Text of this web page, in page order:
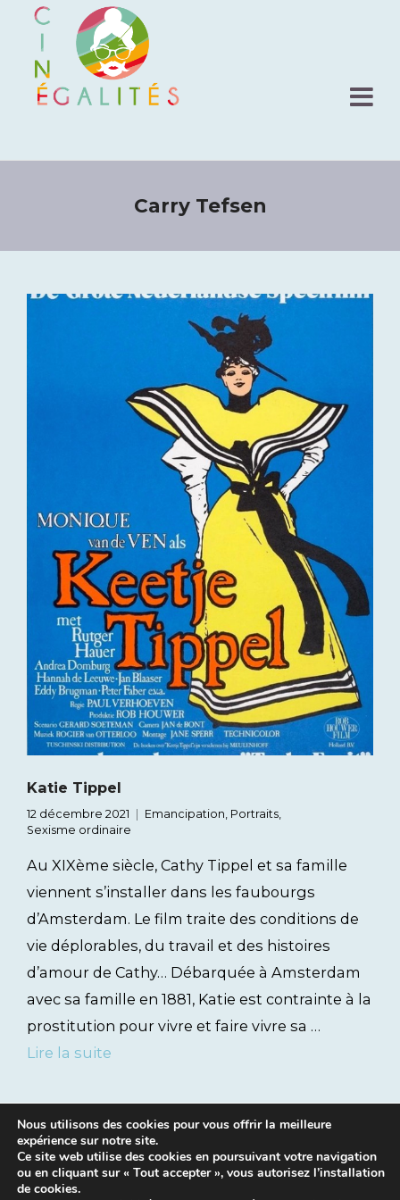
Carry Tefsen
Katie Tippel
12 décembre 2021 Emancipation, Portraits,
Sexisme ordinaire
Au XIXème siècle, Cathy Tippel et sa famille
viennent s’installer dans les faubourgs
d’Amsterdam. Le film traite des conditions de
vie déplorables, du travail et des histoires
d’amour de Cathy… Débarquée à Amsterdam
avec sa famille en 1881, Katie est contrainte à la
prostitution pour vivre et faire vivre sa …
Lire la suite
Nous utilisons des cookies pour vous offrir la meilleure
expérience sur notre site.
Ce site web utilise des cookies en poursuivant votre navigation
ou en cliquant sur « Tout accepter », vous autorisez l’installation
de cookies.